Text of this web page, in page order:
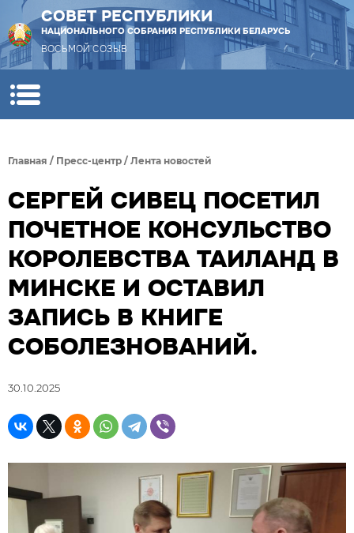
СОВЕТ РЕСПУБЛИКИ
НАЦИОНАЛЬНОГО СОБРАНИЯ РЕСПУБЛИКИ БЕЛАРУСЬ
ВОСЬМОЙ СОЗЫВ
Главная / Пресс-центр / Лента новостей
СЕРГЕЙ СИВЕЦ ПОСЕТИЛ
ПОЧЕТНОЕ КОНСУЛЬСТВО
КОРОЛЕВСТВА ТАИЛАНД В
МИНСКЕ И ОСТАВИЛ
ЗАПИСЬ В КНИГЕ
СОБОЛЕЗНОВАНИЙ.
30.10.2025